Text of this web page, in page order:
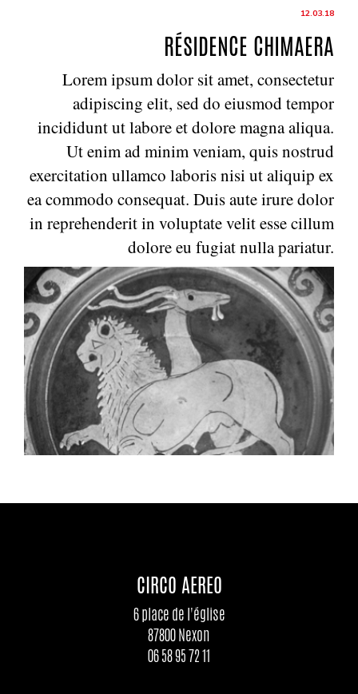
12.03.18
RÉSIDENCE CHIMAERA
Lorem ipsum dolor sit amet, consectetur
adipiscing elit, sed do eiusmod tempor
incididunt ut labore et dolore magna aliqua.
Ut enim ad minim veniam, quis nostrud
exercitation ullamco laboris nisi ut aliquip ex
ea commodo consequat. Duis aute irure dolor
in reprehenderit in voluptate velit esse cillum
dolore eu fugiat nulla pariatur.
CIRCO AEREO
6 place de l'église
87800 Nexon
06 58 95 72 11